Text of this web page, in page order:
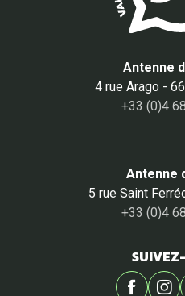
Antenne
4 rue Arago -
+33 (0)4
Antenne
5 rue Saint
+33 (0)4
SUIVEZ-